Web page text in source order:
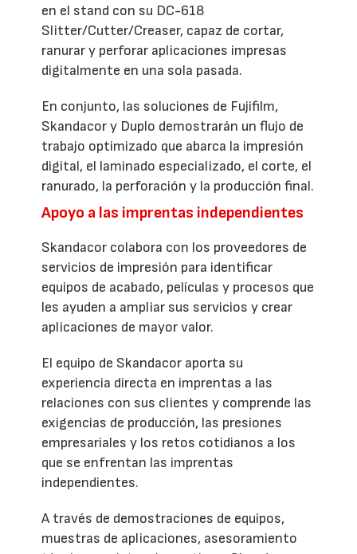
en el stand con su DC-618
Slitter/Cutter/Creaser, capaz de cortar,
ranurar y perforar aplicaciones impresas
digitalmente en una sola pasada.
En conjunto, las soluciones de Fujifilm,
Skandacor y Duplo demostrarán un flujo de
trabajo optimizado que abarca la impresión
digital, el laminado especializado, el corte, el
ranurado, la perforación y la producción final.
Apoyo a las imprentas independientes
Skandacor colabora con los proveedores de
servicios de impresión para identificar
equipos de acabado, películas y procesos que
les ayuden a ampliar sus servicios y crear
aplicaciones de mayor valor.
El equipo de Skandacor aporta su
experiencia directa en imprentas a las
relaciones con sus clientes y comprende las
exigencias de producción, las presiones
empresariales y los retos cotidianos a los
que se enfrentan las imprentas
independientes.
A través de demostraciones de equipos,
muestras de aplicaciones, asesoramiento